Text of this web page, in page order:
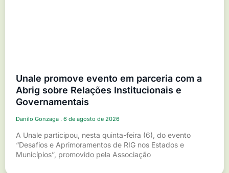
Unale promove evento em parceria com a
Abrig sobre Relações Institucionais e
Governamentais
Danilo Gonzaga 6 de agosto de 2026
A Unale participou, nesta quinta-feira (6), do evento
“Desafios e Aprimoramentos de RIG nos Estados e
Municípios”, promovido pela Associação